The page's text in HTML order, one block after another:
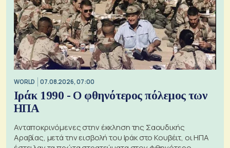
WORLD 07.08.2026, 07:00
Ιράκ 1990 - Ο φθηνότερος πόλεμος των
ΗΠΑ
Ανταποκρινόμενες στην έκκληση της Σαουδικής
Αραβίας, μετά την εισβολή του Ιράκ στο Κουβέιτ, οι ΗΠΑ